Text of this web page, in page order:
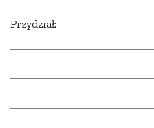
Przydział: